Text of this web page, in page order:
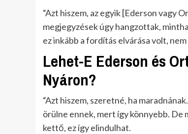
“Azt hiszem, az egyik [Ederson vagy
megjegyzések úgy hangzottak,
ez inkább a fordítás elvárása volt,
Lehet-E Ederson és
Nyáron?
“Azt hiszem, szeretné, ha
örülne ennek, mert így könnyebb. De
kettő, ez így elindulhat.